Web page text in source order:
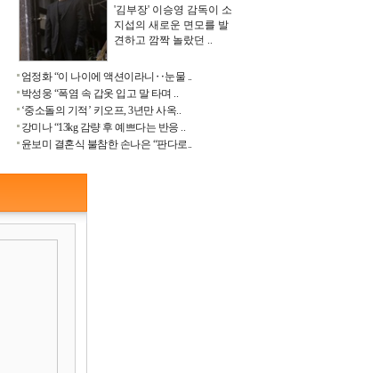
'김부장' 이승영 감독이 소
지섭의 새로운 면모를 발
견하고 깜짝 놀랐던 ..
엄정화 “이 나이에 액션이라니‥눈물 ..
박성웅 “폭염 속 갑옷 입고 말 타며 ..
‘중소돌의 기적’ 키오프, 3년만 사옥..
강미나 “13kg 감량 후 예쁘다는 반응 ..
윤보미 결혼식 불참한 손나은 “판다로..